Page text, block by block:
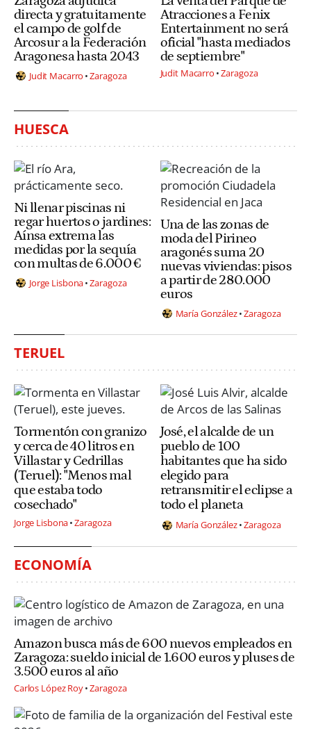
directa y gratuitamente
el campo de golf de
Arcosur a la Federación
Aragonesa hasta 2043
Judit Macarro Zaragoza
Atracciones a Fenix
Entertainment no será
oficial "hasta mediados
de septiembre"
Judit Macarro Zaragoza
HUESCA
Ni llenar piscinas ni
regar huertos o jardines:
Aínsa extrema las
medidas por la sequía
con multas de 6.000 €
Jorge Lisbona Zaragoza
Una de las zonas de
moda del Pirineo
aragonés suma 20
nuevas viviendas: pisos
a partir de 280.000
euros
María González Zaragoza
TERUEL
Tormentón con granizo
y cerca de 40 litros en
Villastar y Cedrillas
(Teruel): "Menos mal
que estaba todo
cosechado"
Jorge Lisbona Zaragoza
José, el alcalde de un
pueblo de 100
habitantes que ha sido
elegido para
retransmitir el eclipse a
todo el planeta
María González Zaragoza
ECONOMÍA
Amazon busca más de 600 nuevos empleados en
Zaragoza: sueldo inicial de 1.600 euros y pluses de
3.500 euros al año
Carlos López Roy Zaragoza